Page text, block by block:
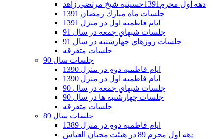
دهه اول محرم1391حسينيه شيخ مرتضي زاهد
جلسات ماه مبارك رمضان 1391
ايام فاطميه اول در منزل 1391
جلسات شبهاي جمعه در سال 91
جلسات روزهاي چهارشنبه در سال 91
جلسات متفرقه
جلسات سال 90
ایام فاطمیه دوم در منزل 1390
ایام فاطمیه اول در منزل 1390
جلسات شبهاي جمعه در سال 90
جلسات چهارشنبه ها در سال 90
جلسات متفرقه
جلسات سال 89
ایام فاطمیه دوم در منزل 1389
دهه اول محرم 89 در هیئت محبان العباس